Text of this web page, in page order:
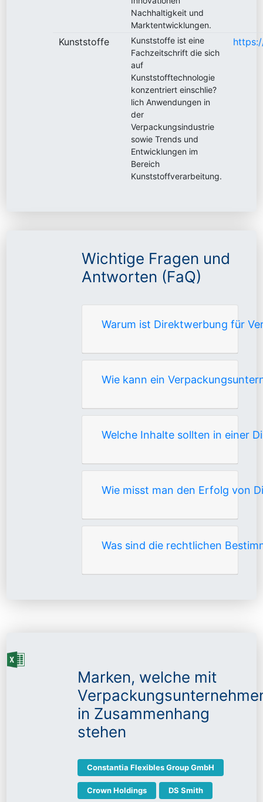
Nachhaltigkeit und
Marktentwicklungen.
Kunststoffe
Kunststoffe ist eine
Fachzeitschrift die sich
auf
Kunststofftechnologie
konzentriert einschlie?
lich Anwendungen in
der
Verpackungsindustrie
sowie Trends und
Entwicklungen im
Bereich
Kunststoffverarbeitung.
Wichtige Fragen und
Antworten (FaQ)
Warum ist Direktwerbung für
Wie kann ein
Welche Inhalte sollten in einer
Wie misst man den Erfolg von
Was sind die rechtlichen
Marken, welche mit
in Zusammenhang
stehen
Constantia Flexibles Group GmbH
Crown Holdings DS Smith